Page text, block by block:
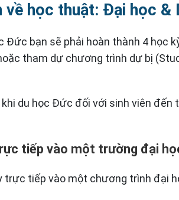
về học thuật: Đại học &
Đức bạn sẽ phải hoàn thành 4
tham dự chương trình dự bị
khi du học Đức đối với sinh viên
tiếp vào một trường đại
trực tiếp vào một chương trình đại